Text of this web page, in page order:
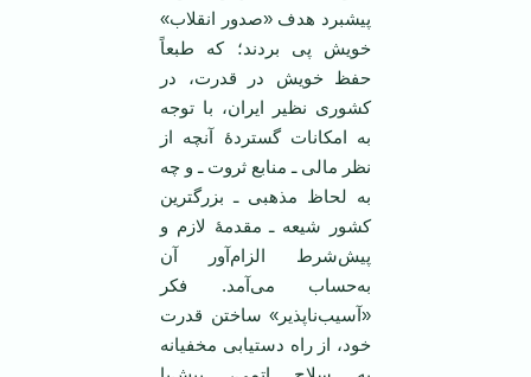
پیشبرد هدف «صدور انقلاب»
خویش پی بردند؛ که طبعاً
حفظ خویش در قدرت، در
کشوری نظیر ایران، با توجه
به امکانات گستردۀ آنچه از
نظر مالی ـ منابع ثروت ـ و چه
به لحاظ مذهبی ـ بزرگترین
کشور شیعه ـ مقدمۀ لازم و
پیش‌شرط الزام‌آور آن
به‌حساب می‌آمد. فکر
«آسیب‌ناپذیر» ساختن قدرت
خود، از راه دستیابی مخفیانه